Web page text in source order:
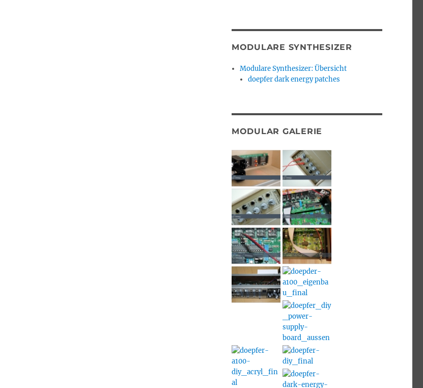
MODULARE SYNTHESIZER
Modulare Synthesizer: Übersicht
doepfer dark energy patches
MODULAR GALERIE